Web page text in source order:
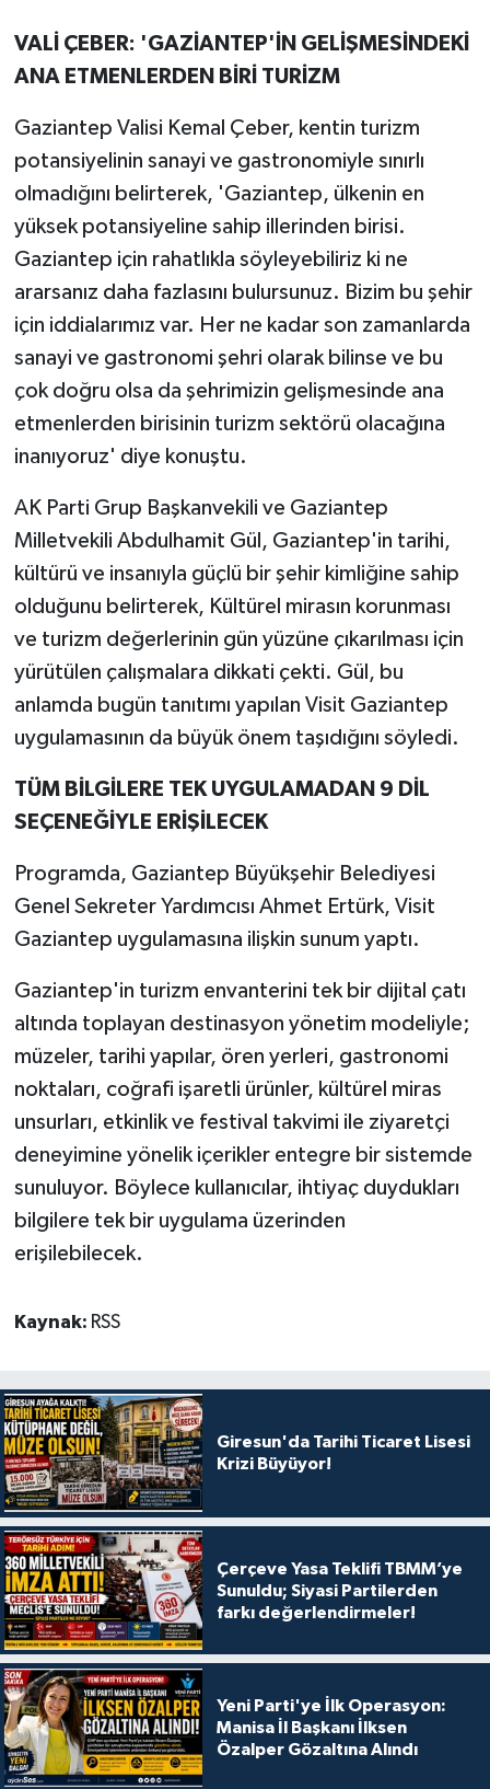
VALİ ÇEBER: 'GAZİANTEP'İN GELİŞMESİNDEKİ
ANA ETMENLERDEN BİRİ TURİZM
Gaziantep Valisi Kemal Çeber, kentin turizm
potansiyelinin sanayi ve gastronomiyle sınırlı
olmadığını belirterek, 'Gaziantep, ülkenin en
yüksek potansiyeline sahip illerinden birisi.
Gaziantep için rahatlıkla söyleyebiliriz ki ne
ararsanız daha fazlasını bulursunuz. Bizim bu şehir
için iddialarımız var. Her ne kadar son zamanlarda
sanayi ve gastronomi şehri olarak bilinse ve bu
çok doğru olsa da şehrimizin gelişmesinde ana
etmenlerden birisinin turizm sektörü olacağına
inanıyoruz' diye konuştu.
AK Parti Grup Başkanvekili ve Gaziantep
Milletvekili Abdulhamit Gül, Gaziantep'in tarihi,
kültürü ve insanıyla güçlü bir şehir kimliğine sahip
olduğunu belirterek, Kültürel mirasın korunması
ve turizm değerlerinin gün yüzüne çıkarılması için
yürütülen çalışmalara dikkati çekti. Gül, bu
anlamda bugün tanıtımı yapılan Visit Gaziantep
uygulamasının da büyük önem taşıdığını söyledi.
TÜM BİLGİLERE TEK UYGULAMADAN 9 DİL
SEÇENEĞİYLE ERİŞİLECEK
Programda, Gaziantep Büyükşehir Belediyesi
Genel Sekreter Yardımcısı Ahmet Ertürk, Visit
Gaziantep uygulamasına ilişkin sunum yaptı.
Gaziantep'in turizm envanterini tek bir dijital çatı
altında toplayan destinasyon yönetim modeliyle;
müzeler, tarihi yapılar, ören yerleri, gastronomi
noktaları, coğrafi işaretli ürünler, kültürel miras
unsurları, etkinlik ve festival takvimi ile ziyaretçi
deneyimine yönelik içerikler entegre bir sistemde
sunuluyor. Böylece kullanıcılar, ihtiyaç duydukları
bilgilere tek bir uygulama üzerinden
erişilebilecek.
Kaynak: RSS
Giresun'da Tarihi Ticaret Lisesi
Krizi Büyüyor!
Çerçeve Yasa Teklifi TBMM’ye
Sunuldu; Siyasi Partilerden
farkı değerlendirmeler!
Yeni Parti'ye İlk Operasyon:
Manisa İl Başkanı İlksen
Özalper Gözaltına Alındı